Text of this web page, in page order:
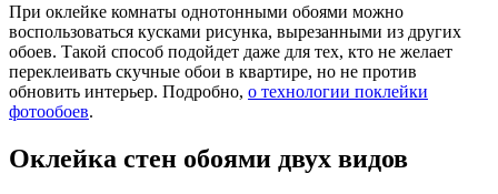
При оклейке комнаты однотонными обоями можно
воспользоваться кусками рисунка, вырезанными из других
обоев. Такой способ подойдет даже для тех, кто не желает
переклеивать скучные обои в квартире, но не против
обновить интерьер. Подробно, о технологии поклейки
фотообоев.
Оклейка стен обоями двух видов